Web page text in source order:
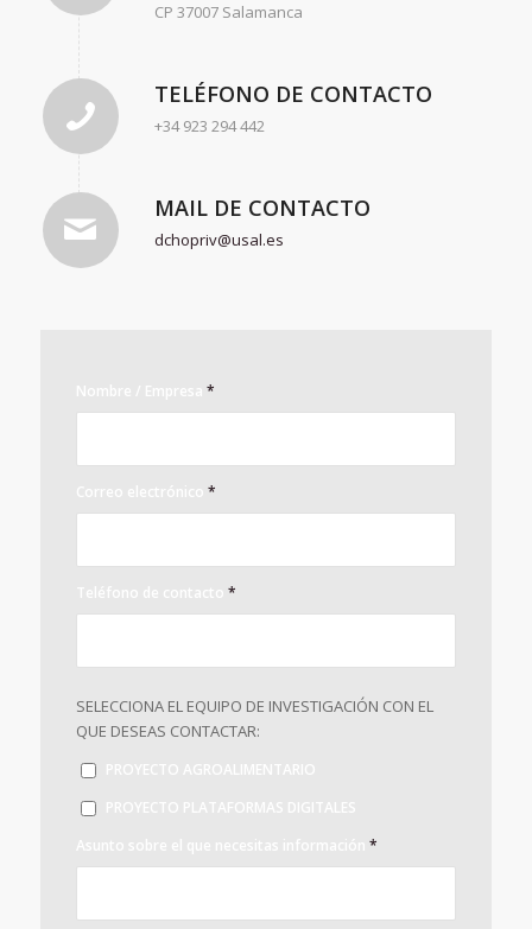
CP 37007 Salamanca
TELÉFONO DE CONTACTO
+34 923 294 442
MAIL DE CONTACTO
dchopriv@usal.es
*
*
*
SELECCIONA EL EQUIPO DE INVESTIGACIÓN CON EL
QUE DESEAS CONTACTAR:
*